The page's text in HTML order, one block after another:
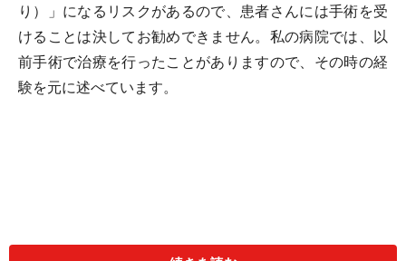
り）」になるリスクがあるので、患者さんには手術を受
けることは決してお勧めできません。私の病院では、以
前手術で治療を行ったことがありますので、その時の経
験を元に述べています。